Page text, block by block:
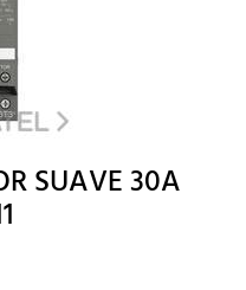
SUAVE 30A